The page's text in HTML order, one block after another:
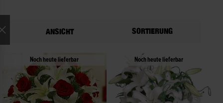
ANSICHT
Auswahl
SORTIERUNG
Noch heute lieferbar Noch heute lieferbar